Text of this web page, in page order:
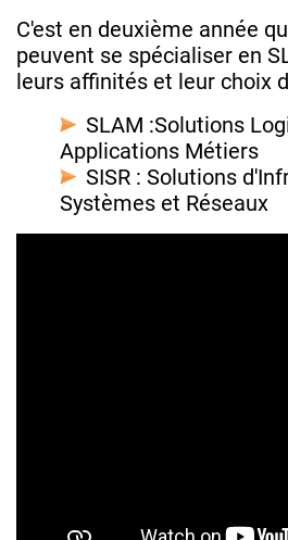
C'est en deuxième année
peuvent se spécialiser en
leurs affinités et leur choix
SLAM :Solutions
Applications Métiers
SISR : Solutions
Systèmes et Réseaux